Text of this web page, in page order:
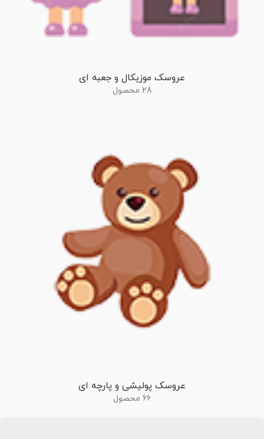
عروسک موزیکال و جعبه ای
28 محصول
عروسک پولیشی و پارچه ای
66 محصول